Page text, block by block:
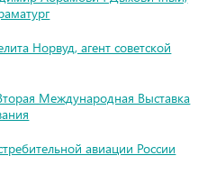
Норвуд, агент советской
Международная Выставка
авиации России